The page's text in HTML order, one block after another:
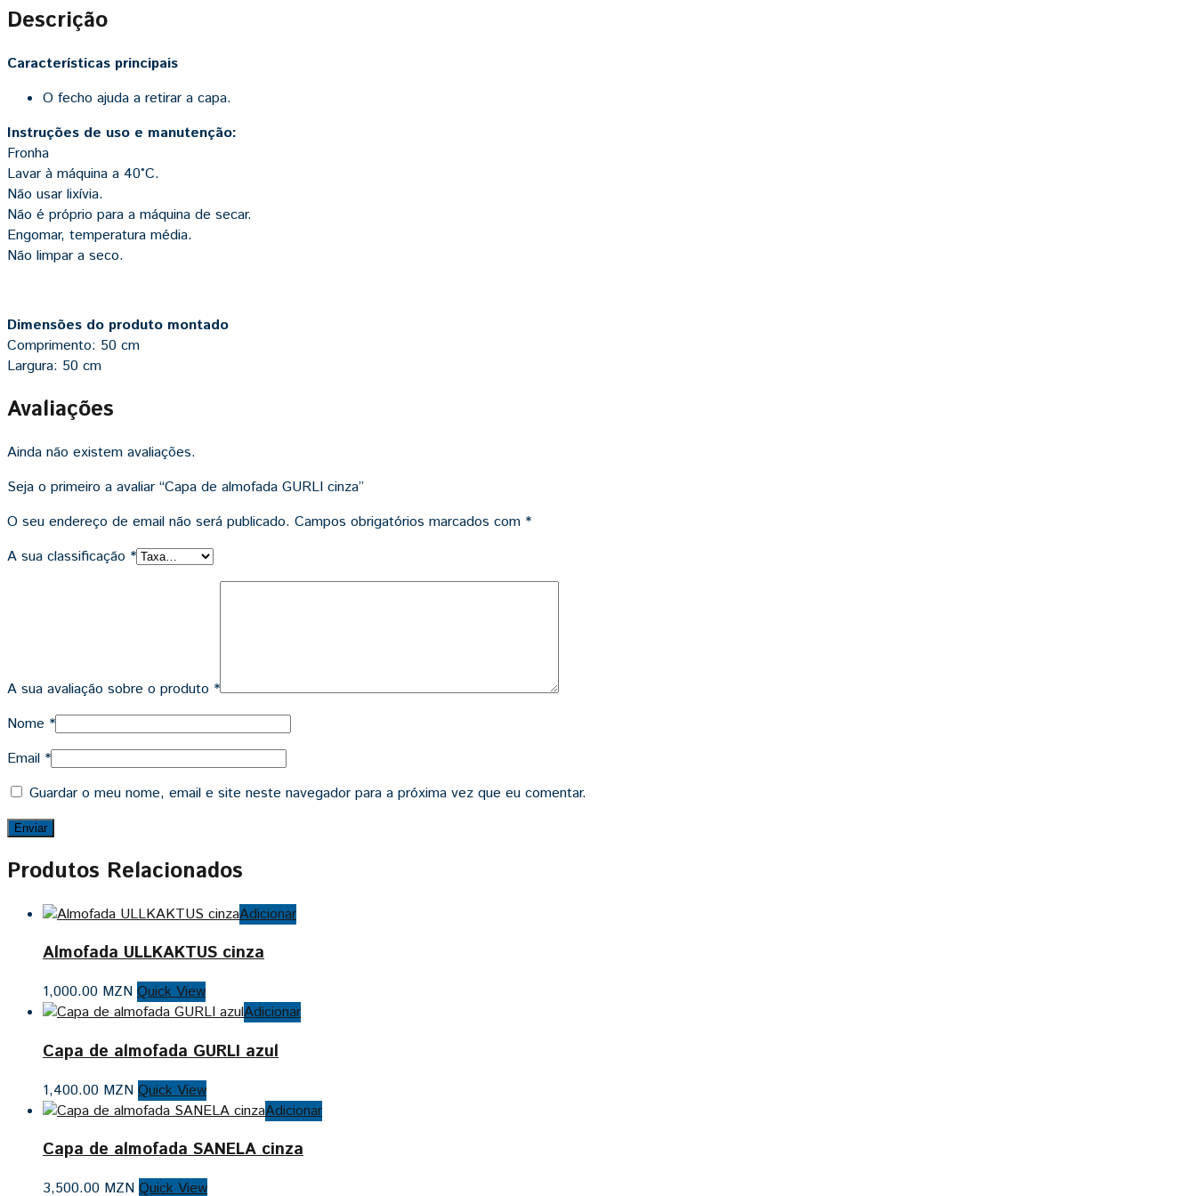
Descrição
Características principais
O fecho ajuda a retirar a capa.
Instruções de uso e manutenção:
Fronha
Lavar à máquina a 40°C.
Não usar lixívia.
Não é próprio para a máquina de secar.
Engomar, temperatura média.
Não limpar a seco.
Dimensões do produto montado
Comprimento: 50 cm
Largura: 50 cm
Avaliações
Ainda não existem avaliações.
Seja o primeiro a avaliar “Capa de almofada GURLI cinza”
O seu endereço de email não será publicado. Campos obrigatórios marcados com *
A sua classificação *
A sua avaliação sobre o produto *
Nome *
Email *
Guardar o meu nome, email e site neste navegador para a próxima vez que eu comentar.
Produtos Relacionados
Adicionar
Almofada ULLKAKTUS cinza
1,000.00 MZN Quick View
Adicionar
Capa de almofada GURLI azul
1,400.00 MZN Quick View
Adicionar
Capa de almofada SANELA cinza
3,500.00 MZN Quick View